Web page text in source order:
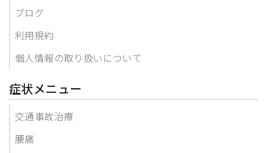
ブログ
利用規約
個人情報の取り扱いについて
症状メニュー
交通事故治療
腰痛